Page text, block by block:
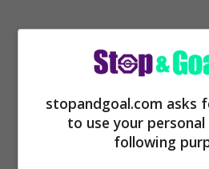
Arturo Vidal però ora
stopandgoal.com asks
to use your
following